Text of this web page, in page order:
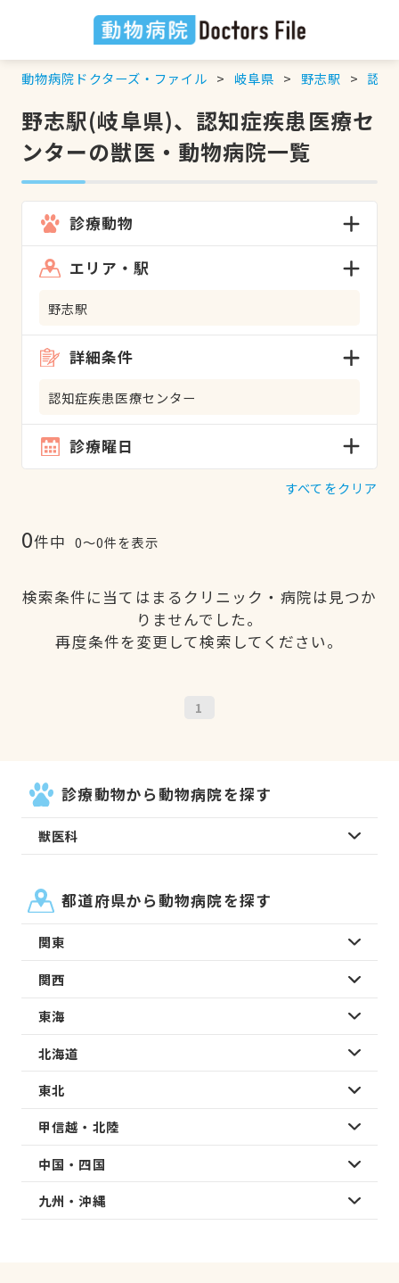
動物病院ドクターズ・ファイル 岐阜県 野志駅 認知
野志駅(岐阜県)、認知症疾患医療セ
ンターの獣医・動物病院一覧
診療動物
エリア・駅
野志駅
詳細条件
認知症疾患医療センター
診療曜日
すべてをクリア
0件中 0〜0件を表示
検索条件に当てはまるクリニック・病院は見つか
りませんでした。
再度条件を変更して検索してください。
1
診療動物から動物病院を探す
獣医科
都道府県から動物病院を探す
関東
関西
東海
北海道
東北
甲信越・北陸
中国・四国
九州・沖縄